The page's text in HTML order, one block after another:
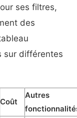
ses filtres,
des
sur différentes
Coût
Autres